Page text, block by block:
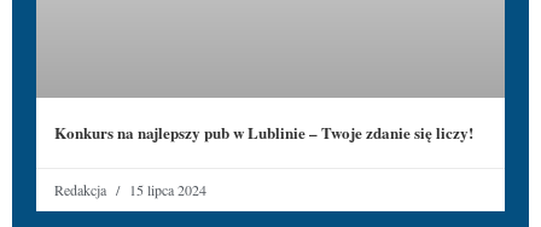
Konkurs na najlepszy pub w Lublinie – Twoje zdanie się liczy!
Redakcja 15 lipca 2024